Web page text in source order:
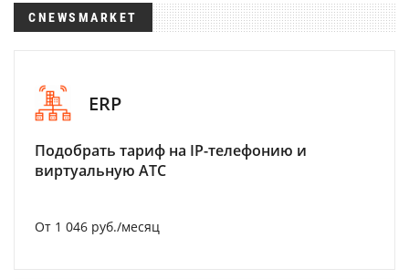
CNEWSMARKET
ERP
Подобрать тариф на IP-телефонию и
виртуальную АТС
От 1 046 руб./месяц